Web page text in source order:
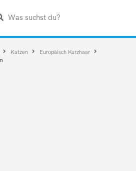
Was suchst du?
Katzen Europäisch Kurzhaar